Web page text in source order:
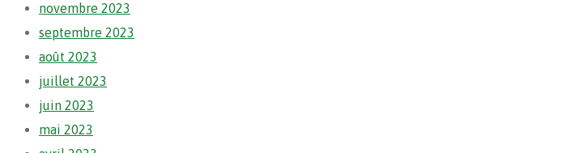
novembre 2023
septembre 2023
août 2023
juillet 2023
juin 2023
mai 2023